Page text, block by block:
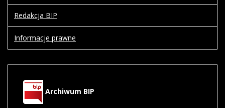
Redakcja BIP
Informacje prawne
Archiwum BIP